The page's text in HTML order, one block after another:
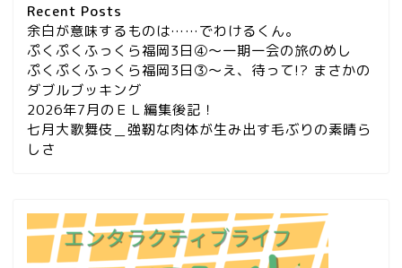
Recent Posts
余白が意味するものは……でわけるくん。
ぷくぷくふっくら福岡3日④～一期一会の旅のめし
ぷくぷくふっくら福岡3日③～え、待って!? まさかの
ダブルブッキング
2026年7月のＥＬ編集後記！
七月大歌舞伎＿強靭な肉体が生み出す毛ぶりの素晴ら
しさ